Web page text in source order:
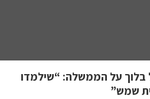
בלוך על הממשלה: “שילמדו
שמש”